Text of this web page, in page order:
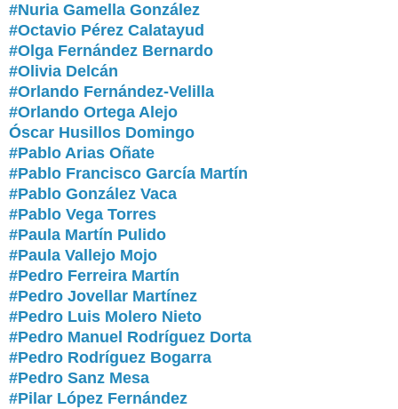
#Nuria Gamella González
#Octavio Pérez Calatayud
#Olga Fernández Bernardo
#Olivia Delcán
#Orlando Fernández-Velilla
#Orlando Ortega Alejo
Óscar Husillos Domingo
#Pablo Arias Oñate
#Pablo Francisco García Martín
#Pablo González Vaca
#Pablo Vega Torres
#Paula Martín Pulido
#Paula Vallejo Mojo
#Pedro Ferreira Martín
#Pedro Jovellar Martínez
#Pedro Luis Molero Nieto
#Pedro Manuel Rodríguez Dorta
#Pedro Rodríguez Bogarra
#Pedro Sanz Mesa
#Pilar López Fernández